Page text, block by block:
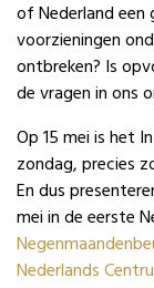
of Nederland een
voorzieningen
ontbreken? Is
de vragen in ons
Op 15 mei is het
zondag, precies
En dus
mei in de eerste
Nederlands